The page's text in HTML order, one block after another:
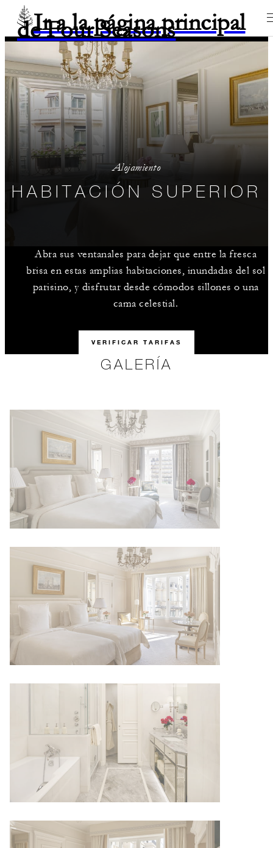
Ir a la página principal
de Four Seasons
Alojamiento
HABITACIÓN SUPERIOR
Abra sus ventanales para dejar que entre la fresca
brisa en estas amplias habitaciones, inundadas del sol
parisino, y disfrutar desde cómodos sillones o una
cama celestial.
VERIFICAR TARIFAS
GALERÍA